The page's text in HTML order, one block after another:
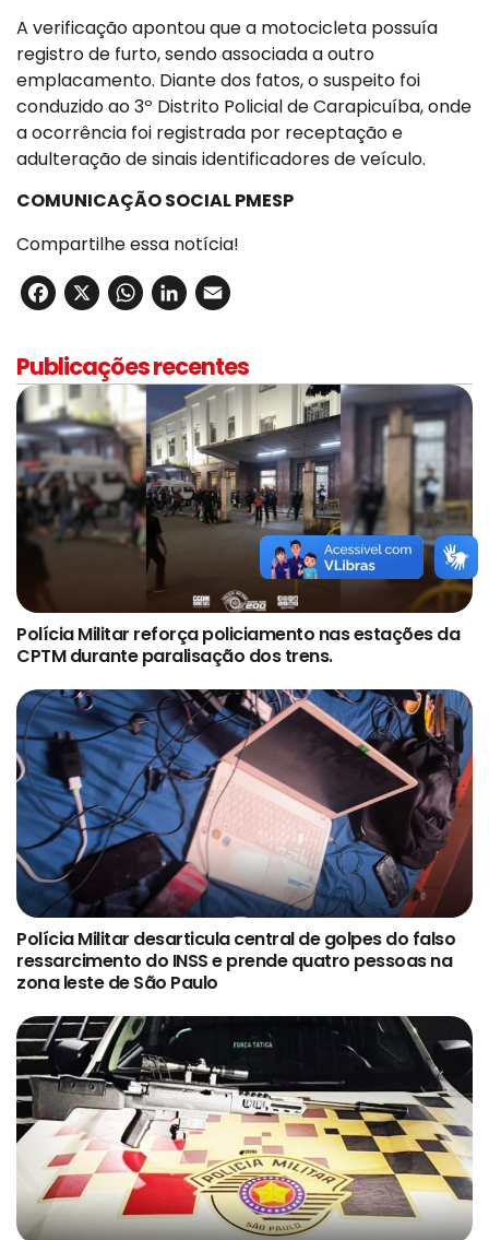
A verificação apontou que a motocicleta possuía
registro de furto, sendo associada a outro
emplacamento. Diante dos fatos, o suspeito foi
conduzido ao 3º Distrito Policial de Carapicuíba, onde
a ocorrência foi registrada por receptação e
adulteração de sinais identificadores de veículo.
COMUNICAÇÃO SOCIAL PMESP
Compartilhe essa notícia!
Facebook
X WhatsApp
LinkedIn
Publicações recentes
Polícia Militar reforça policiamento nas estações da
CPTM durante paralisação dos trens.
Polícia Militar desarticula central de golpes do falso
ressarcimento do INSS e prende quatro pessoas na
zona leste de São Paulo